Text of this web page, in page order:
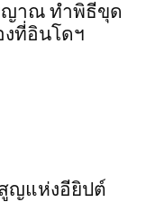
ญาณ ทำพิธีขุด
ที่อินโดฯ
ญแห่งอียิปต์